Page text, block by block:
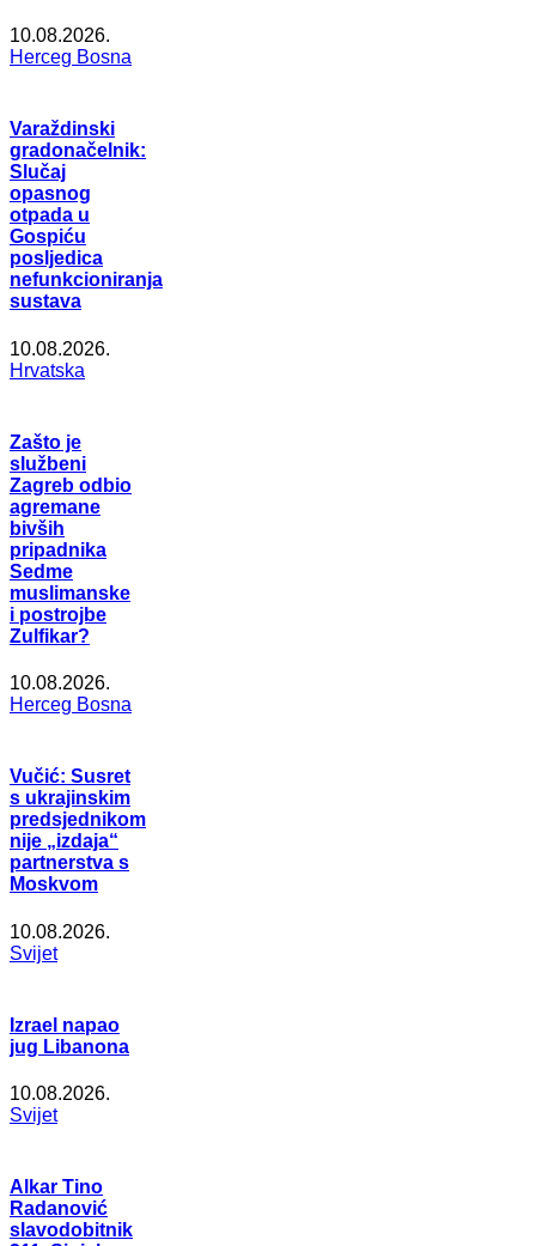
10.08.2026.
Herceg Bosna
Varaždinski
gradonačelnik:
Slučaj
opasnog
otpada u
Gospiću
posljedica
nefunkcioniranja
sustava
10.08.2026.
Hrvatska
Zašto je
službeni
Zagreb odbio
agremane
bivših
pripadnika
Sedme
muslimanske
i postrojbe
Zulfikar?
10.08.2026.
Herceg Bosna
Vučić: Susret
s ukrajinskim
predsjednikom
nije „izdaja“
partnerstva s
Moskvom
10.08.2026.
Svijet
Izrael napao
jug Libanona
10.08.2026.
Svijet
Alkar Tino
Radanović
slavodobitnik